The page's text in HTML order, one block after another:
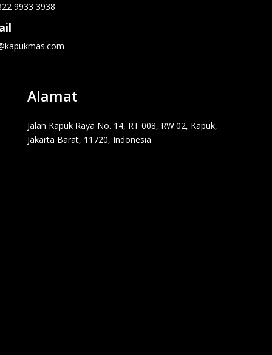
9933 3938
Alamat
Jalan Kapuk Raya No. 14, RT 008, RW:02, Kapuk,
Jakarta Barat, 11720, Indonesia.